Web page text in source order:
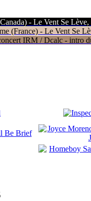
- Le Vent Se
(France) - Le Vent Se
IRM / Dcalc - intro